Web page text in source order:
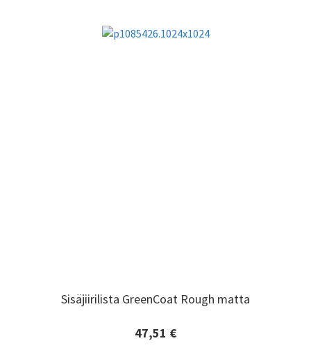
Sisäjiirilista GreenCoat Rough matta
47,51 €
Sisäjiirilista GreenCoat Rough matta
Lisätiedot ja tilaaminen